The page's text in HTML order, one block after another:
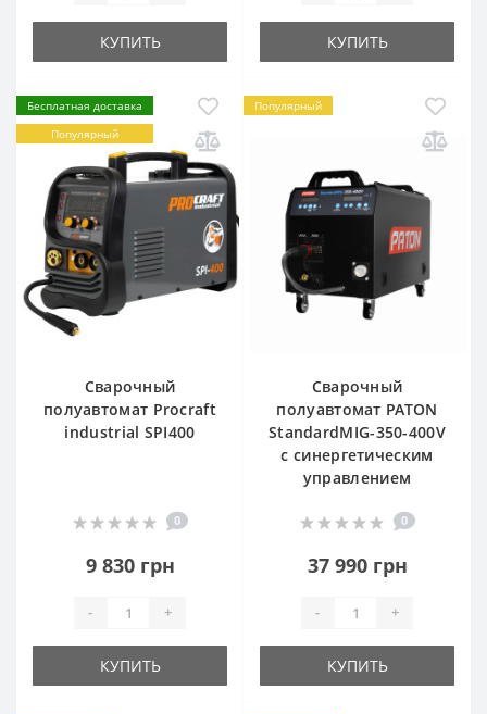
КУПИТЬ КУПИТЬ
Бесплатная доставка
Популярный
Сварочный
полуавтомат Procraft
industrial SPI400
0
9 830 грн
- +
КУПИТЬ
Популярный
Сварочный
полуавтомат PATON
StandardMIG-350-400V
с синергетическим
управлением
0
37 990 грн
- +
КУПИТЬ